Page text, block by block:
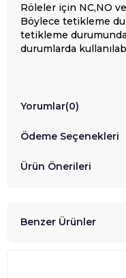
Röleler için NC,NO ve
Böylece tetikleme
tetikleme
durumlarda
Yorumlar(0)
Ödeme Seçenekleri
Ürün Önerileri
Benzer Ürünler